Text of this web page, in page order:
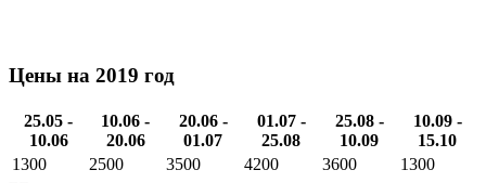
Цены на 2019 год
25.05 -
10.06
10.06 -
20.06
20.06 -
01.07
01.07 -
25.08
25.08 -
10.09
10.09 -
15.10
1300
2500 3500 4200 3600 1300